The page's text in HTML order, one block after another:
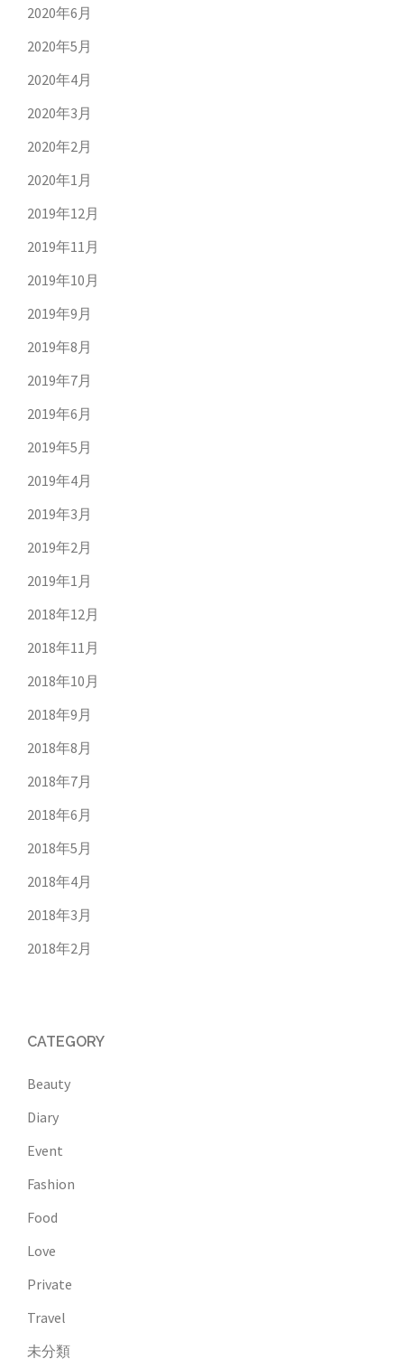
2020年6月
2020年5月
2020年4月
2020年3月
2020年2月
2020年1月
2019年12月
2019年11月
2019年10月
2019年9月
2019年8月
2019年7月
2019年6月
2019年5月
2019年4月
2019年3月
2019年2月
2019年1月
2018年12月
2018年11月
2018年10月
2018年9月
2018年8月
2018年7月
2018年6月
2018年5月
2018年4月
2018年3月
2018年2月
CATEGORY
Beauty
Diary
Event
Fashion
Food
Love
Private
Travel
未分類